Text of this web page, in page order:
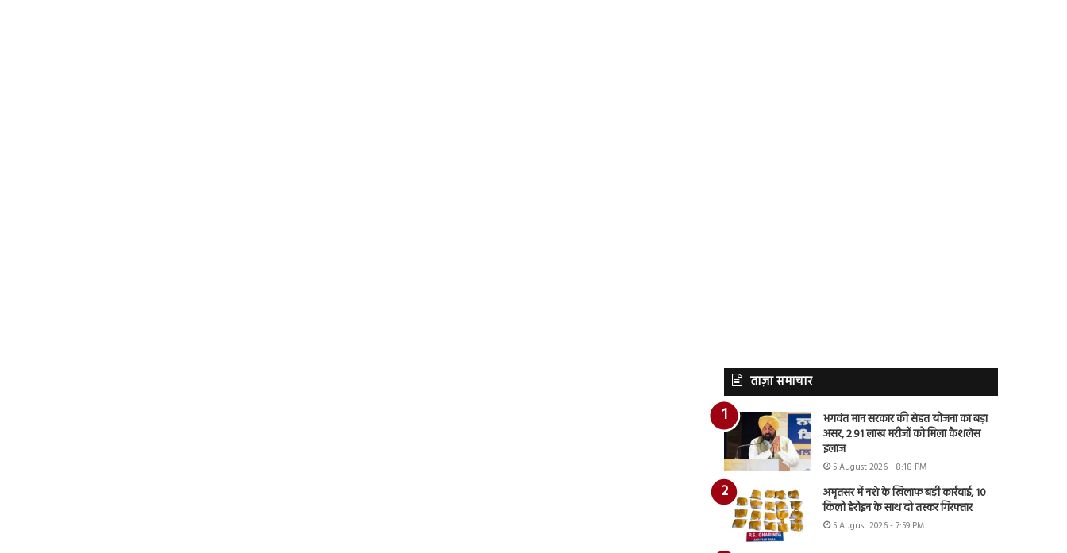
ताज़ा समाचार
भगवंत मान सरकार की सेहत योजना का बड़ा
असर, 2.91 लाख मरीजों को मिला कैशलेस
इलाज
5 August 2026 - 8:18 PM
अमृतसर में नशे के खिलाफ बड़ी कार्रवाई, 10
किलो हेरोइन के साथ दो तस्कर गिरफ्तार
5 August 2026 - 7:59 PM